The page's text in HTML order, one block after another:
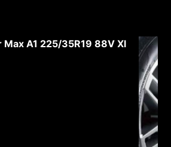
A1 225/35R19 88V Xl